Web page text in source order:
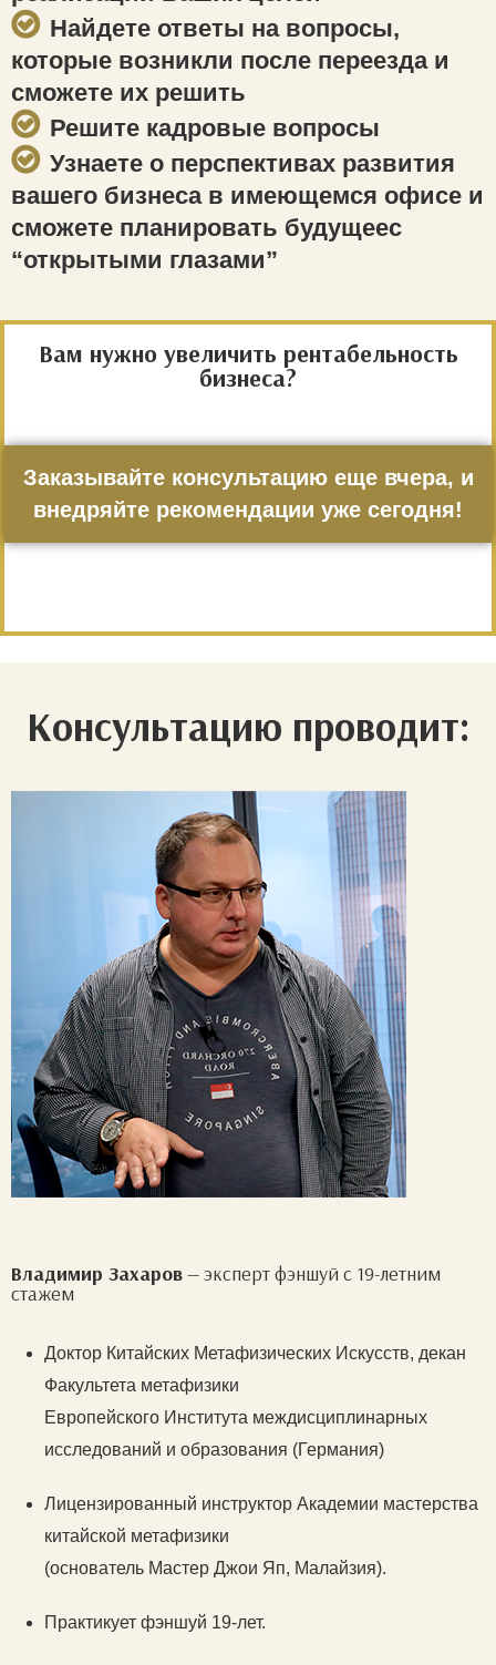
Найдете ответы на вопросы,
которые возникли после переезда и
сможете их решить
Решите кадровые вопросы
Узнаете о перспективах развития
вашего бизнеса в имеющемся офисе и
сможете планировать будущеес
“открытыми глазами”
Вам нужно увеличить рентабельность
бизнеса?
Заказывайте консультацию еще вчера, и
внедряйте рекомендации уже сегодня!
Консультацию проводит:
Владимир Захаров— эксперт фэншуй с 19-летним
стажем
Доктор Китайских Метафизических Искусств, декан
Факультета метафизики
Европейского Института междисциплинарных
исследований и образования (Германия)
Лицензированный инструктор Академии мастерства
китайской метафизики
(основатель Мастер Джои Яп, Малайзия).
Практикует фэншуй 19-лет.